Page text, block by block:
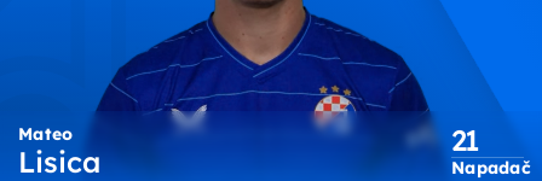
Mateo
Lisica
21
Napadač